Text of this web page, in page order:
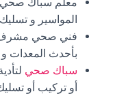
المواسير و تسليك
فني صحي مشرف
بأحدث المعدات و
سباك صحي
أو تركيب أو